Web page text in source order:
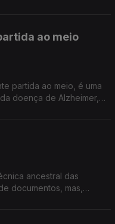
ao meio
partida ao meio, é uma
doença de Alzheimer,
ancestral das
documentos, mas,